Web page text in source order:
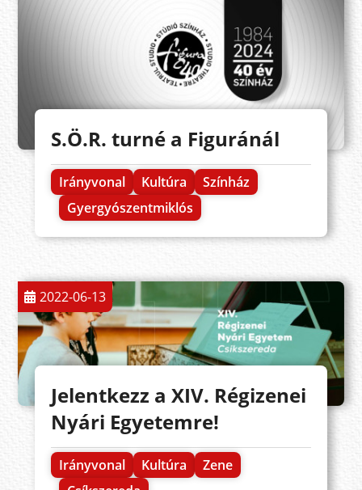
S.Ö.R. turné a Figuránál
Irányvonal Kultúra
Színház
Gyergyószentmiklós
2022-06-13
Jelentkezz a XIV. Régizenei
Nyári Egyetemre!
Irányvonal Kultúra
Zene